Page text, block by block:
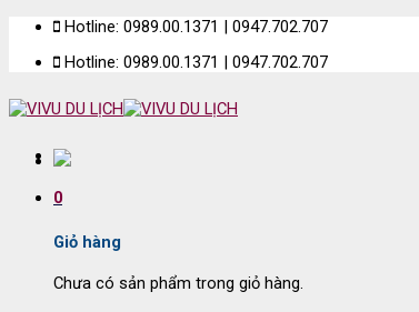
Skip
content
Hotline: 0989.00.1371 | 0947.702.707
Hotline: 0989.00.1371 | 0947.702.707
0
Giỏ hàng
Chưa có sản phẩm trong giỏ hàng.